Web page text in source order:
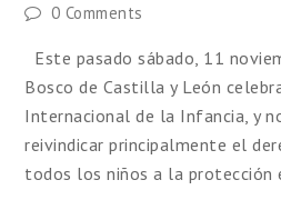
0 Comments
Este pasado sábado, 11
Bosco de Castilla y León
Internacional de la Infancia, y
reivindicar principalmente el
todos los niños a la protección